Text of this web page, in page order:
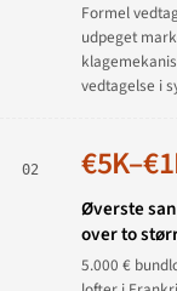
Formel
udpeget
vedtagelse i
02
Øverste
over to
5.000 €